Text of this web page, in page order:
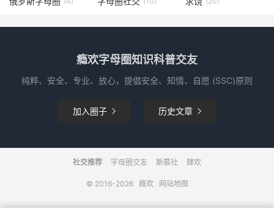
瘾欢字母圈知识科普交友
纯粹、安全、专业、放心，提倡安全、知情、自愿 (SSC)原则
加入圈子  历史文章 
社交推荐 字母圈交友 斯慕社 肆欢
© 2016-2026 瘾欢 网站地图